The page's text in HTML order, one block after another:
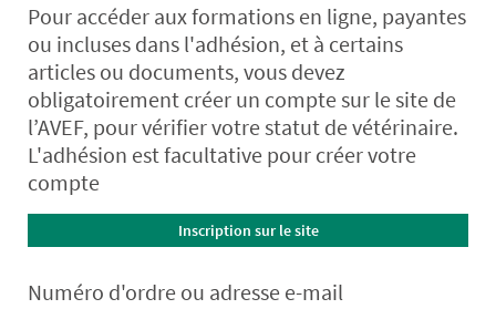
Pour accéder aux formations en ligne, payantes
ou incluses dans l'adhésion, et à certains
articles ou documents, vous devez
obligatoirement créer un compte sur le site de
l’AVEF, pour vérifier votre statut de vétérinaire.
L'adhésion est facultative pour créer votre
compte
Inscription sur le site
Numéro d'ordre ou adresse e-mail